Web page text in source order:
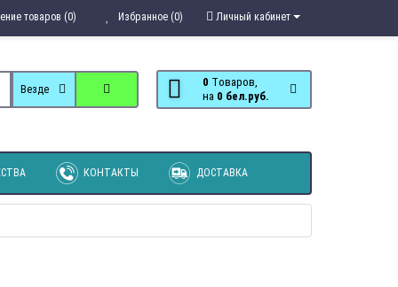
Личный кабинет
Избранное (0)
товаров (0)
0 Tоваров,
на
0 бел.руб.
Везде
КОНТАКТЫ ДОСТАВКА